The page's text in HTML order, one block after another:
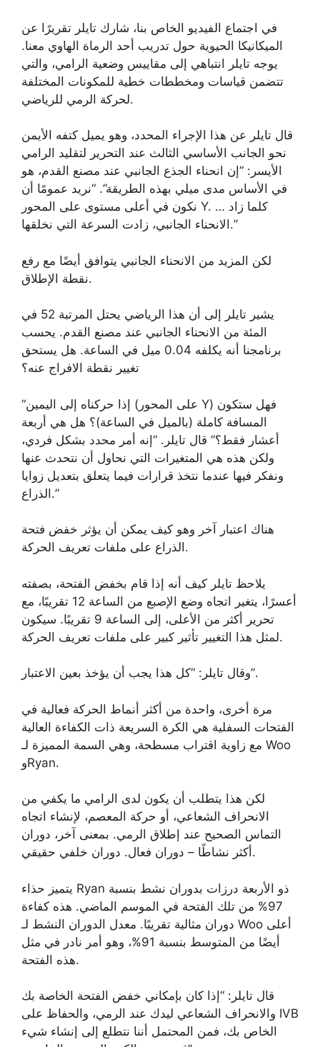
في اجتماع الفيديو الخاص بنا، شارك تايلر تقريرًا عن
الميكانيكا الحيوية حول تدريب أحد الرماة الهاوي معنا.
يوجه تايلر انتباهي إلى مقاييس وضعية الرامي، والتي
تتضمن قياسات ومخططات خطية للمكونات المختلفة
لحركة الرمي للرياضي.
قال تايلر عن هذا الإجراء المحدد، وهو يميل كتفه الأيمن
نحو الجانب الأساسي الثالث عند التحرير لتقليد الرامي
الأيسر: “إن انحناء الجذع الجانبي عند مصنع القدم، هو
في الأساس مدى ميلي بهذه الطريقة”. “نريد عمومًا أن
نكون في أعلى مستوى على المحور Y. … كلما زاد
الانحناء الجانبي، زادت السرعة التي نخلقها.”
لكن المزيد من الانحناء الجانبي يتوافق أيضًا مع رفع
نقطة الإطلاق.
يشير تايلر إلى أن هذا الرياضي يحتل المرتبة 52 في
المئة من الانحناء الجانبي عند مصنع القدم. يحسب
برنامجنا أنه يكلفه 0.04 ميل في الساعة. هل يستحق
تغيير نقطة الافراج عنه؟
“إذا حركناه إلى اليمين (على المحور Y) فهل ستكون
المسافة كاملة (بالميل في الساعة)؟ هل هي أربعة
أعشار فقط؟” قال تايلر. “إنه أمر محدد بشكل فردي،
ولكن هذه هي المتغيرات التي نحاول أن نتحدث عنها
ونفكر فيها عندما نتخذ قرارات فيما يتعلق بتعديل زوايا
الذراع.”
هناك اعتبار آخر وهو كيف يمكن أن يؤثر خفض فتحة
الذراع على ملفات تعريف الحركة.
يلاحظ تايلر كيف أنه إذا قام بخفض الفتحة، بصفته
أعسرًا، يتغير اتجاه وضع الإصبع من الساعة 12 تقريبًا، مع
تحرير أكثر من الأعلى، إلى الساعة 9 تقريبًا. سيكون
لمثل هذا التغيير تأثير كبير على ملفات تعريف الحركة.
وقال تايلر: “كل هذا يجب أن يؤخذ بعين الاعتبار”.
مرة أخرى، واحدة من أكثر أنماط الحركة فعالية في
الفتحات السفلية هي الكرة السريعة ذات الكفاءة العالية
مع زاوية اقتراب مسطحة، وهي السمة المميزة لـ Woo
وRyan.
لكن هذا يتطلب أن يكون لدى الرامي ما يكفي من
الانحراف الشعاعي، أو حركة المعصم، لإنشاء اتجاه
التماس الصحيح عند إطلاق الرمي. بمعنى آخر، دوران
أكثر نشاطًا – دوران فعال. دوران خلفي حقيقي.
يتميز حذاء Ryan ذو الأربعة درزات بدوران نشط بنسبة
97% من تلك الفتحة في الموسم الماضي. هذه كفاءة
دوران مثالية تقريبًا. معدل الدوران النشط لـ Woo أعلى
أيضًا من المتوسط ​​بنسبة 91%، وهو أمر نادر في مثل
هذه الفتحة.
قال تايلر: “إذا كان بإمكاني خفض الفتحة الخاصة بك
والانحراف الشعاعي ليدك عند الرمي، والحفاظ على IVB
الخاص بك، فمن المحتمل أننا نتطلع إلى إنشاء شيء